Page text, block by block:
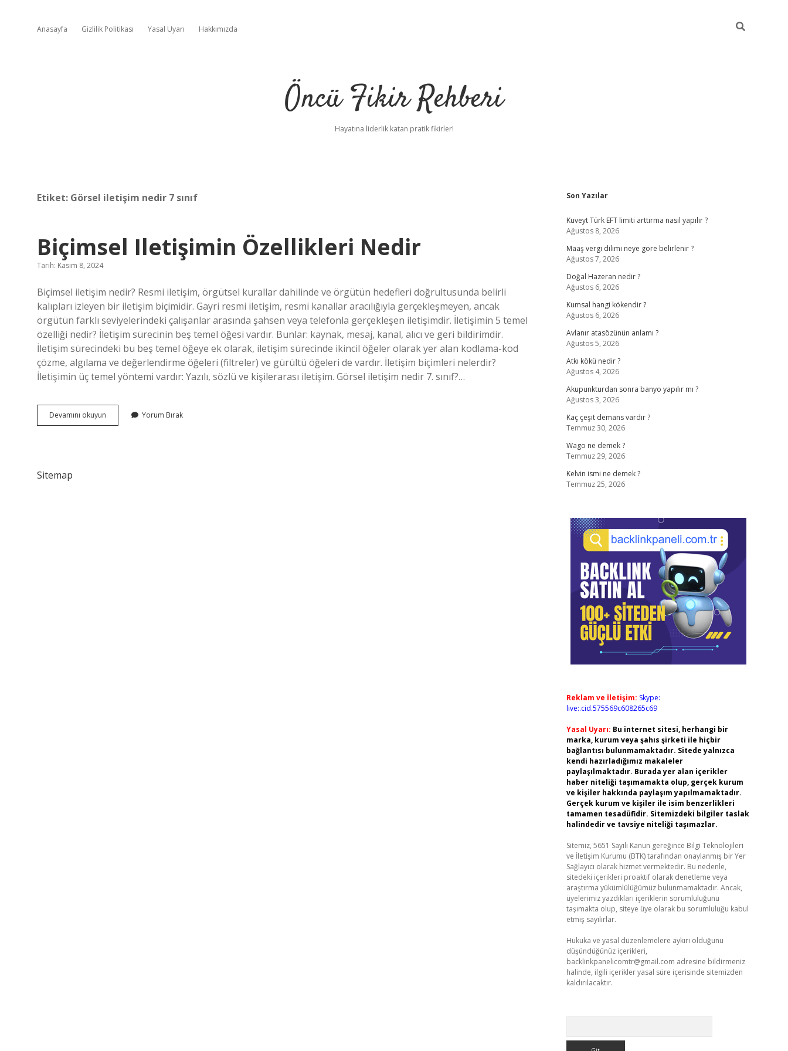
Anasayfa Gizlilik Politikası Yasal Uyarı Hakkımızda
Öncü Fikir Rehberi
Hayatına liderlik katan pratik fikirler!
Etiket: Görsel iletişim nedir 7 sınıf
Biçimsel Iletişimin Özellikleri Nedir
Tarih: Kasım 8, 2024
Biçimsel iletişim nedir? Resmi iletişim, örgütsel kurallar dahilinde ve örgütün hedefleri doğrultusunda belirli
kalıpları izleyen bir iletişim biçimidir. Gayri resmi iletişim, resmi kanallar aracılığıyla gerçekleşmeyen, ancak
örgütün farklı seviyelerindeki çalışanlar arasında şahsen veya telefonla gerçekleşen iletişimdir. İletişimin 5 temel
özelliği nedir? İletişim sürecinin beş temel öğesi vardır. Bunlar: kaynak, mesaj, kanal, alıcı ve geri bildirimdir.
İletişim sürecindeki bu beş temel öğeye ek olarak, iletişim sürecinde ikincil öğeler olarak yer alan kodlama-kod
çözme, algılama ve değerlendirme öğeleri (filtreler) ve gürültü öğeleri de vardır. İletişim biçimleri nelerdir?
İletişimin üç temel yöntemi vardır: Yazılı, sözlü ve kişilerarası iletişim. Görsel iletişim nedir 7. sınıf?…
Devamını okuyun Biçimsel
Iletişimin
Yorum Bırak
Sitemap
Sidebar
Son Yazılar
Kuveyt Türk EFT limiti arttırma nasıl yapılır ?
Ağustos 8, 2026
Maaş vergi dilimi neye göre belirlenir ?
Ağustos 7, 2026
Doğal Hazeran nedir ?
Ağustos 6, 2026
Kumsal hangi kökendir ?
Ağustos 6, 2026
Avlanır atasözünün anlamı ?
Ağustos 5, 2026
Atkı kökü nedir ?
Ağustos 4, 2026
Akupunkturdan sonra banyo yapılır mı ?
Ağustos 3, 2026
Kaç çeşit demans vardır ?
Temmuz 30, 2026
Wago ne demek ?
Temmuz 29, 2026
Kelvin ismi ne demek ?
Temmuz 25, 2026
Reklam ve İletişim: Skype:
live:.cid.575569c608265c69
Yasal Uyarı: Bu internet sitesi, herhangi bir
marka, kurum veya şahıs şirketi ile hiçbir
bağlantısı bulunmamaktadır. Sitede yalnızca
kendi hazırladığımız makaleler
paylaşılmaktadır. Burada yer alan içerikler
haber niteliği taşımamakta olup, gerçek kurum
ve kişiler hakkında paylaşım yapılmamaktadır.
Gerçek kurum ve kişiler ile isim benzerlikleri
tamamen tesadüfidir. Sitemizdeki bilgiler taslak
halindedir ve tavsiye niteliği taşımazlar.
Sitemiz, 5651 Sayılı Kanun gereğince Bilgi Teknolojileri
ve İletişim Kurumu (BTK) tarafından onaylanmış bir Yer
Sağlayıcı olarak hizmet vermektedir. Bu nedenle,
sitedeki içerikleri proaktif olarak denetleme veya
araştırma yükümlülüğümüz bulunmamaktadır. Ancak,
üyelerimiz yazdıkları içeriklerin sorumluluğunu
taşımakta olup, siteye üye olarak bu sorumluluğu kabul
etmiş sayılırlar.
Hukuka ve yasal düzenlemelere aykırı olduğunu
düşündüğünüz içerikleri,
backlinkpanelicomtr@gmail.com adresine bildirmeniz
halinde, ilgili içerikler yasal süre içerisinde sitemizden
kaldırılacaktır.
ilbet giriş